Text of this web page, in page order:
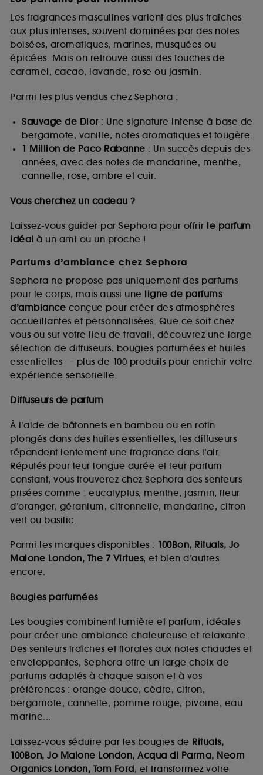
Les fragrances masculines varient des plus fraîches
aux plus intenses, souvent dominées par des notes
boisées, aromatiques, marines, musquées ou
épicées. Mais on retrouve aussi des touches de
caramel, cacao, lavande, rose ou jasmin.
Parmi les plus vendus chez Sephora :
Sauvage de Dior: Une signature intense à base de
bergamote, vanille, notes aromatiques et fougère.
1 Million de Paco Rabanne : Un succès depuis des
années, avec des notes de mandarine, menthe,
cannelle, rose, ambre et cuir.
Vous cherchez un cadeau ?
Laissez-vous guider par Sephora pour offrir le parfum
idéal à un ami ou un proche !
Parfums d’ambiance chez Sephora
Sephora ne propose pas uniquement des parfums
pour le corps, mais aussi une ligne de parfums
d’ambiance conçue pour créer des atmosphères
accueillantes et personnalisées. Que ce soit chez
vous ou sur votre lieu de travail, découvrez une large
sélection de diffuseurs, bougies parfumées et huiles
essentielles — plus de 100 produits pour enrichir votre
expérience sensorielle.
Diffuseurs de parfum
À l’aide de bâtonnets en bambou ou en rotin
plongés dans des huiles essentielles, les diffuseurs
répandent lentement une fragrance dans l’air.
Réputés pour leur longue durée et leur parfum
constant, vous trouverez chez Sephora des senteurs
prisées comme : eucalyptus, menthe, jasmin, fleur
d’oranger, géranium, citronnelle, mandarine, citron
vert ou basilic.
Parmi les marques disponibles : 100Bon, Rituals, Jo
Malone London, The 7 Virtues, et bien d’autres
encore.
Bougies parfumées
Les bougies combinent lumière et parfum, idéales
pour créer une ambiance chaleureuse et relaxante.
Des senteurs fraîches et florales aux notes chaudes et
enveloppantes, Sephora offre un large choix de
parfums adaptés à chaque saison et à vos
préférences : orange douce, cèdre, citron,
bergamote, cannelle, pomme rouge, pivoine, eau
marine...
Laissez-vous séduire par les bougies de Rituals,
100Bon, Jo Malone London, Acqua di Parma, Neom
Organics London, Tom Ford, et transformez votre